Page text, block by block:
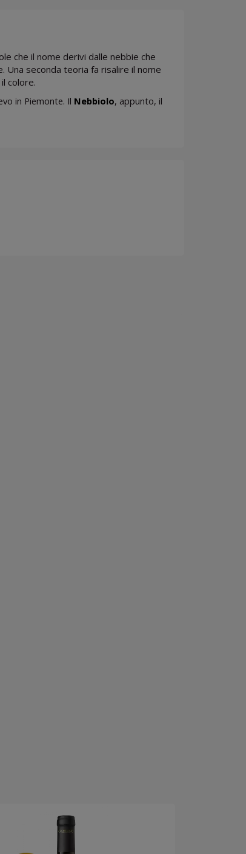
che il nome derivi dalle nebbie che
Una seconda teoria fa risalire il nome
colore.
in Piemonte. Il Nebbiolo, appunto, il